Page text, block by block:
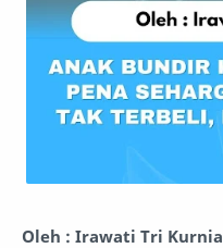
Oleh : Irawati Tri Kurnia